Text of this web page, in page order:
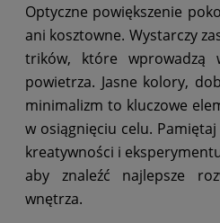
Optyczne powiększenie
ani kosztowne. Wystarczy
trików, które wprowadzą
powietrza. Jasne kolory,
minimalizm to kluczowe
w osiągnięciu celu.
kreatywności i
aby znaleźć najlepsze
wnętrza.